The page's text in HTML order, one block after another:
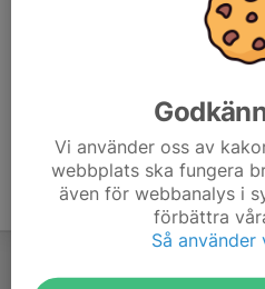
Benskydd, vattenflaska och
Viktigt att man är anmäld till
Vi använder oss av
webbplats ska fungera
även för webbanalys i
förbättra
Så använder